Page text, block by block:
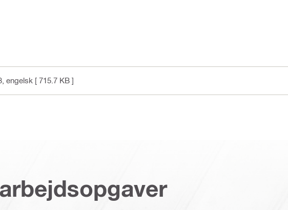
, engelsk [ 715.7 KB ]